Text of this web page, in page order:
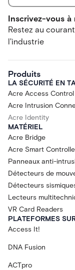
Inscrivez-vous à
Restez au
l'industrie
Produits
LA SÉCURITÉ EN
Acre Access Control
Acre Intrusion
Acre Identity
MATÉRIEL
Acre Bridge
Acre Smart
Panneaux anti-
Détecteurs de
Détecteurs
Lecteurs
VR Card Readers
PLATEFORMES
Access It!
DNA Fusion
ACTpro